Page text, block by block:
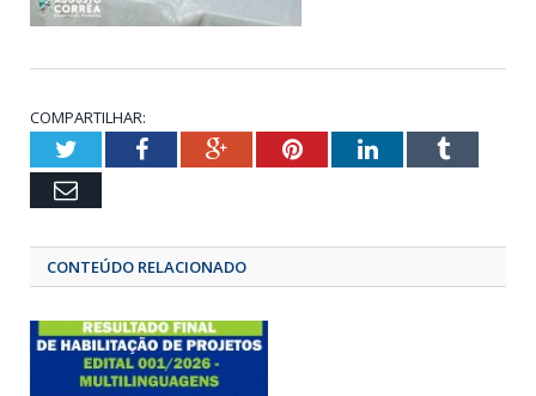
COMPARTILHAR:
TwitterFacebookGoogle+Pinterest
LinkedIn
Email
CONTEÚDO RELACIONADO